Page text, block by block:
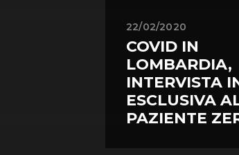
22/02/2020
COVID IN
LOMBARDIA,
INTERVISTA
ESCLUSIVA
PAZIENTE